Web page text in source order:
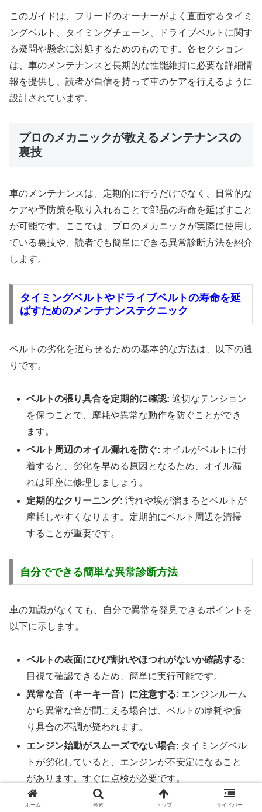
このガイドは、フリードのオーナーがよく直面するタイミ
ングベルト、タイミングチェーン、ドライブベルトに関す
る疑問や懸念に対処するためのものです。各セクション
は、車のメンテナンスと長期的な性能維持に必要な詳細情
報を提供し、読者が自信を持って車のケアを行えるように
設計されています。
プロのメカニックが教えるメンテナンスの
裏技
車のメンテナンスは、定期的に行うだけでなく、日常的な
ケアや予防策を取り入れることで部品の寿命を延ばすこと
が可能です。ここでは、プロのメカニックが実際に使用し
ている裏技や、読者でも簡単にできる異常診断方法を紹介
します。
タイミングベルトやドライブベルトの寿命を延
ばすためのメンテナンステクニック
ベルトの劣化を遅らせるための基本的な方法は、以下の通
りです。
ベルトの張り具合を定期的に確認: 適切なテンション
を保つことで、摩耗や異常な動作を防ぐことができ
ます。
ベルト周辺のオイル漏れを防ぐ: オイルがベルトに付
着すると、劣化を早める原因となるため、オイル漏
れは即座に修理しましょう。
定期的なクリーニング: 汚れや埃が溜まるとベルトが
摩耗しやすくなります。定期的にベルト周辺を清掃
することが重要です。
自分でできる簡単な異常診断方法
車の知識がなくても、自分で異常を発見できるポイントを
以下に示します。
ベルトの表面にひび割れやほつれがないか確認する:
目視で確認できるため、簡単に実行可能です。
異常な音（キーキー音）に注意する: エンジンルーム
から異常な音が聞こえる場合は、ベルトの摩耗や張
り具合の不調が疑われます。
エンジン始動がスムーズでない場合: タイミングベル
トが劣化していると、エンジンが不安定になること
があります。すぐに点検が必要です。
ホーム 検索 トップ サイドバー